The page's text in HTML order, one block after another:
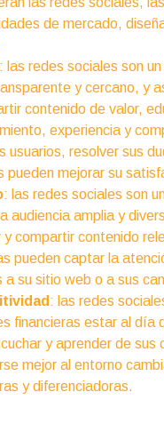
de mercado,
: las redes sociales son
y cercano, y
contenido de valor,
experiencia y
resolver sus
pueden mejorar su
: las redes sociales son
audiencia amplia y
compartir contenido
pueden captar la
su sitio web o a sus
: las redes
financieras estar al día
y aprender de
mejor al entorno
y diferenciadoras.